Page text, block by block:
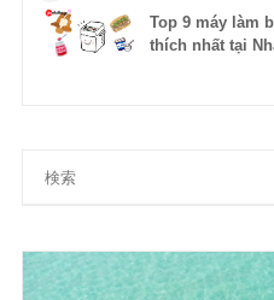
Top 9 máy làm
thích nhất tại